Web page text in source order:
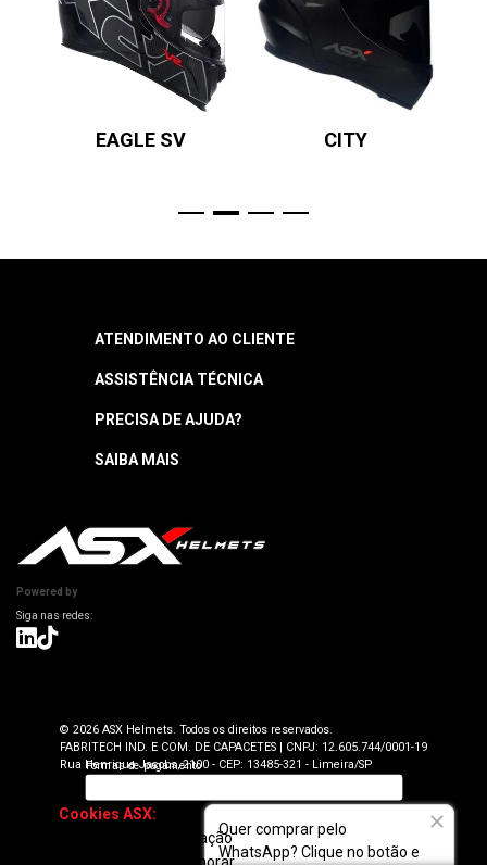
EAGLE SV CITY
ATENDIMENTO AO CLIENTE
Central de Atendimento
Sexta: 8h às 17h
Horário sujeito a alteração
ASSISTÊNCIA TÉCNICA
Garantia
Manuais
PRECISA DE AJUDA?
Como Navegar
Segurança e Privacidade
Cancelamento
SAIBA MAIS
Dúvidas Frequentes
Trabalhe Conosco
Powered by
© 2026 ASX Helmets. Todos os direitos reservados.
FABRITECH IND. E COM. DE CAPACETES | CNPJ: 12.605.744/0001-19
Rua Henrique Jacobs, 2100 - CEP: 13485-321 - Limeira/SP
Quer comprar pelo
WhatsApp? Clique no botão e
Cookies ASX:
oferecer uma navegação